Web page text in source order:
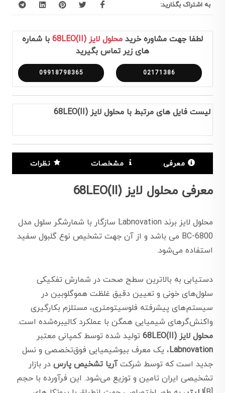
به اشتراک بگذارید:
لطفا جهت مشاوره خرید محلول لایز (68LEO(II
با شماره
های زیر تماس بگیرید
02171386
09918798365
لیست فایل های مرتبط با محلول لایز (68LEO(II
معرفی مشخصات نظرات
معرفی محلول لایز (68LEO(II
محلول لایز برند Labnovation سازگار با شمارشگر سلول مدل
BC-6800 می باشد و از آن جهت تشخیص نوع گلبول سفید
استفاده می‌شود.
دستیابی به بالاترین سطح صحت در شمارش تفکیکی
سلول‌های خونی و تعیین دقیق غلظت هموگلوبین در
سیستم‌های پیشرفته فلوسیتومتری، مستلزم بکارگیری
واکنش‌گرهای شیمیایی همگن با عملکرد کالیبره‌شده است.
محلول لایز (68LEO(II
تولید شده توسط کمپانی معتبر
Labnovation، یک معرف بیوشیمیایی فوق‌تخصصی و نسل
جدید است که توسط شرکتآریا تشخیص پارس در بازار
تشخیصی ایران تامین و توزیع می‌شود. این فرآورده با حجم